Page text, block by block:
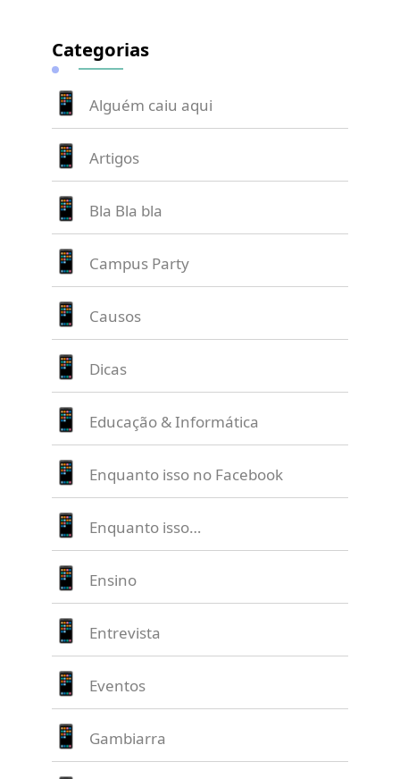
Categorias
Alguém caiu aqui
Artigos
Bla Bla bla
Campus Party
Causos
Dicas
Educação & Informática
Enquanto isso no Facebook
Enquanto isso…
Ensino
Entrevista
Eventos
Gambiarra